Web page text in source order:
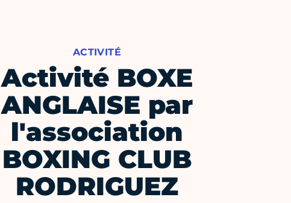
ACTIVITÉ
Activité BOXE
ANGLAISE par
l'association
BOXING CLUB
RODRIGUEZ